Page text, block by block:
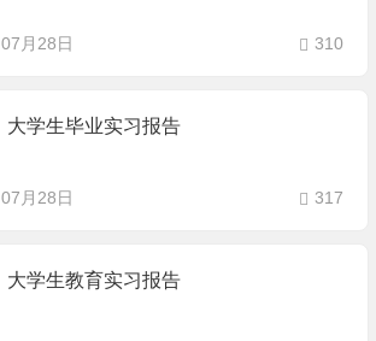
07月28日 310
大学生毕业实习报告
07月28日 317
大学生教育实习报告